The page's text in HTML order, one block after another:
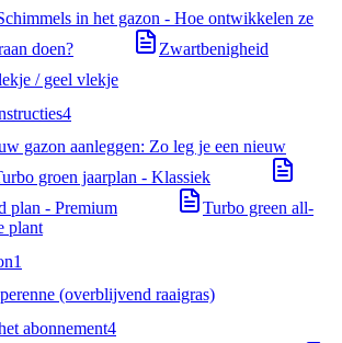
in het gazon - Hoe ontwikkelen ze
doen?
Zwartbenigheid
/ geel vlekje
4
gazon aanleggen: Zo leg je een nieuw
groen jaarplan - Klassiek
plan - Premium
Turbo green all-
plant
1
(overblijvend raaigras)
abonnement4